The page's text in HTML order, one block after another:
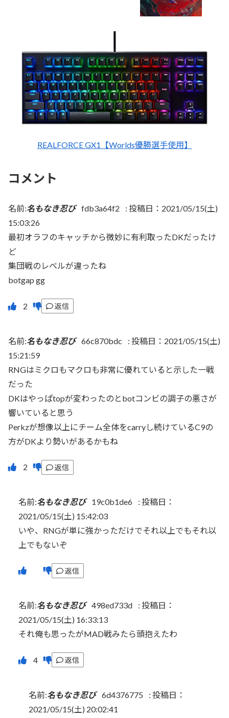
REALFORCE GX1【Worlds優勝選手使用】
コメント
名前:名もなき忍び fdb3a64f2 : 投稿日：2021/05/15(土)
15:03:26
最初オラフのキャッチから微妙に有利取ったDKだったけ
ど
集団戦のレベルが違ったね
botgap gg
返信
名前:名もなき忍び 66c870bdc : 投稿日：2021/05/15(土)
15:21:59
RNGはミクロもマクロも非常に優れていると示した一戦
だった
DKはやっぱtopが変わったのとbotコンビの調子の悪さが
響いていると思う
Perkzが想像以上にチーム全体をcarryし続けているC9の
方がDKより勢いがあるかもね
返信
名前:名もなき忍び 19c0b1de6 : 投稿日：
2021/05/15(土) 15:42:03
いや、RNGが単に強かっただけでそれ以上でもそれ以
上でもないぞ
返信
名前:名もなき忍び 498ed733d : 投稿日：
2021/05/15(土) 16:33:13
それ俺も思ったがMAD戦みたら頭抱えたわ
返信
名前:名もなき忍び 6d4376775 : 投稿日：
2021/05/15(土) 20:02:41